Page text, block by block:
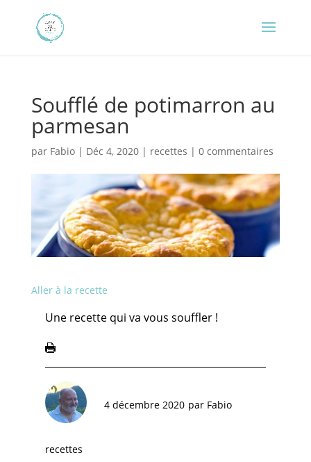
Soufflé de potimarron au
parmesan
par Fabio| Déc 4, 2020| recettes | 0 commentaires
Aller à la recette
Une recette qui va vous souffler !
4 décembre 2020 par Fabio
recettes